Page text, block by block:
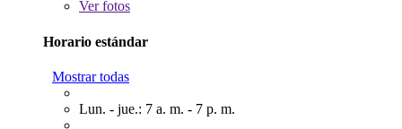
Verfotos
Horario estándar
Mostrar todas
Lun. - jue.: 7 a. m. - 7 p. m.